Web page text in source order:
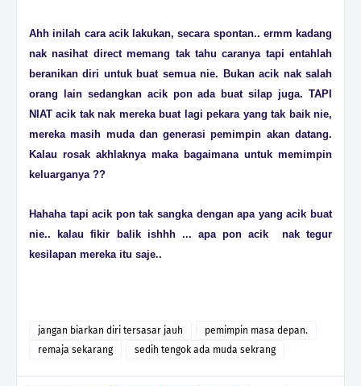
Ahh inilah cara acik lakukan, secara spontan.. ermm kadang
nak nasihat direct memang tak tahu caranya tapi entahlah
beranikan diri untuk buat semua nie. Bukan acik nak salah
orang lain sedangkan acik pon ada buat silap juga. TAPI
NIAT acik tak nak mereka buat lagi pekara yang tak baik nie,
mereka masih muda dan generasi pemimpin akan datang.
Kalau rosak akhlaknya maka bagaimana untuk memimpin
keluarganya ??
Hahaha tapi acik pon tak sangka dengan apa yang acik buat
nie.. kalau fikir balik ishhh ... apa pon acik nak tegur
kesilapan mereka itu saje..
jangan biarkan diri tersasar jauh
pemimpin masa depan.
remaja sekarang
sedih tengok ada muda sekrang